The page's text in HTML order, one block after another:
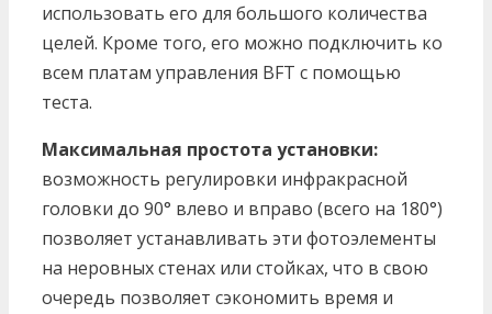
использовать его для большого количества
целей. Кроме того, его можно подключить ко
всем платам управления BFT с помощью
теста.
Максимальная простота установки:
возможность регулировки инфракрасной
головки до 90° влево и вправо (всего на 180°)
позволяет устанавливать эти фотоэлементы
на неровных стенах или стойках, что в свою
очередь позволяет сэкономить время и